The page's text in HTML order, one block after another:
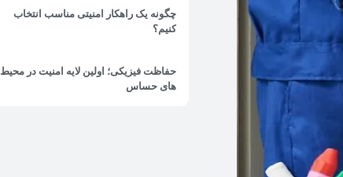
چگونه یک راهکار امنیتی مناسب انتخاب
کنیم؟
حفاظت فیزیکی؛ اولین لایه امنیت در محیط
های حساس